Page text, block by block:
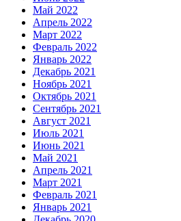
Май 2022
Апрель 2022
Март 2022
Февраль 2022
Январь 2022
Декабрь 2021
Ноябрь 2021
Октябрь 2021
Сентябрь 2021
Август 2021
Июль 2021
Июнь 2021
Май 2021
Апрель 2021
Март 2021
Февраль 2021
Январь 2021